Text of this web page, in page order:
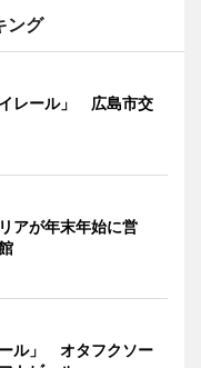
ング
レール」 広島市交
アが年末年始に営
ル」 オタフクソー